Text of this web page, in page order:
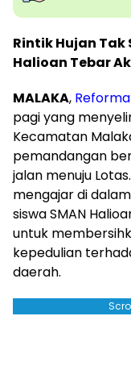
Rintik Hujan Tak
Halioan Tebar
MALAKA,
pagi yang
Kecamatan
pemandangan
jalan menuju
mengajar di
siswa SMAN
untuk
kepedulian
daerah.